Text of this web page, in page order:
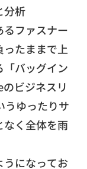
分析
るファスナー
ったままで上
「バッグイン
ビジネスリ
うゆったりサ
なく全体を雨
うになってお